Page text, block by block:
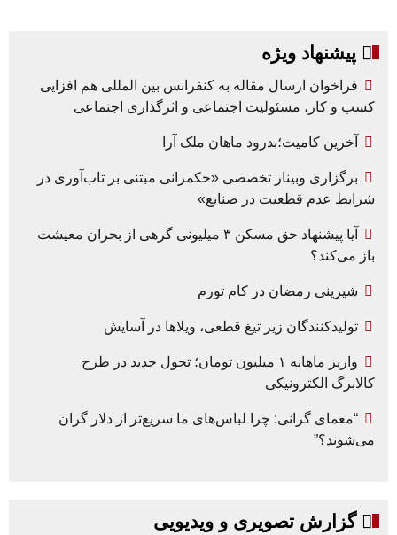
پیشنهاد ویژه
فراخوان ارسال مقاله به کنفرانس بین المللی هم افزایی
کسب و کار، مسئولیت اجتماعی و اثرگذاری اجتماعی
آخرین کامیت؛بدرود ماهان ملک آرا
برگزاری وبینار تخصصی «حکمرانی مبتنی بر تاب‌آوری در
شرایط عدم قطعیت در صنایع»
آیا پیشنهاد حق مسکن ۳ میلیونی گرهی از بحران معیشت
باز می‌کند؟
شیرینی رمضان در کام تورم
تولیدکنندگان زیر تیغ قطعی، ویلاها در آسایش
واریز ماهانه ۱ میلیون تومان؛ تحول جدید در طرح
کالابرگ الکترونیکی
“معمای گرانی: چرا لباس‌های ما سریع‌تر از دلار گران
می‌شوند؟”
گزارش تصویری و ویدیویی